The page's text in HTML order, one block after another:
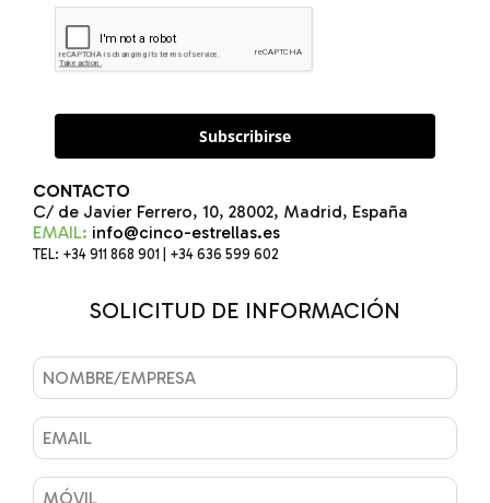
Subscribirse
CONTACTO
C/ de Javier Ferrero, 10, 28002, Madrid, España
EMAIL: info@cinco-estrellas.es
TEL: +34 911 868 901 | +34 636 599 602
SOLICITUD DE INFORMACIÓN